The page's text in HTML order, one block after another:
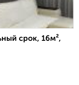
срок, 16м²,